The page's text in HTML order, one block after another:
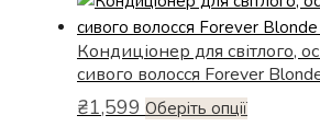
можна
вибрати
на
сторінці
Кондиціонер для світлого,
сивого волосся Forever
₴1,599 Оберіть опціїЦей